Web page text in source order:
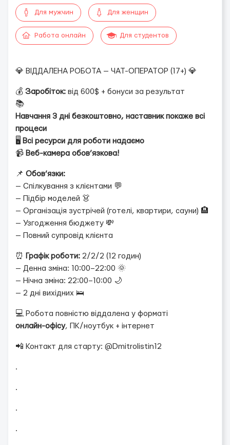
Для мужчин Для женщин
Работа онлайн Для студентов
💎 ВІДДАЛЕНА РОБОТА — ЧАТ-ОПЕРАТОР (17+) 💎
💰 Заробіток: від 600$ + бонуси за результат
📚
Навчання 3 дні безкоштовно, наставник покаже всі
процеси
🖥 Всі ресурси для роботи надаємо
📹 Веб-камера обов’язкова!
📌 Обов’язки:
— Спілкування з клієнтами 💬
— Підбір моделей 👗
— Організація зустрічей (готелі, квартири, сауни) 🏨
— Узгодження бюджету 💸
— Повний супровід клієнта
⏰ Графік роботи: 2/2/2 (12 годин)
— Денна зміна: 10:00–22:00 🌞
— Нічна зміна: 22:00–10:00 🌙
— 2 дні вихідних 🛌
💻 Робота повністю віддалена у форматі
онлайн-офісу, ПК/ноутбук + інтернет
📲 Контакт для старту: @Dmitrolistin12
.
.
.
.